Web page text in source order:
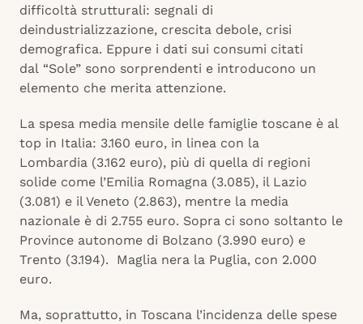
difficoltà strutturali: segnali di
deindustrializzazione, crescita debole, crisi
demografica. Eppure i dati sui consumi citati
dal “Sole” sono sorprendenti e introducono un
elemento che merita attenzione.
La spesa media mensile delle famiglie toscane è al
top in Italia: 3.160 euro, in linea con la
Lombardia (3.162 euro), più di quella di regioni
solide come l’Emilia Romagna (3.085), il Lazio
(3.081) e il Veneto (2.863), mentre la media
nazionale è di 2.755 euro. Sopra ci sono soltanto le
Province autonome di Bolzano (3.990 euro) e
Trento (3.194). Maglia nera la Puglia, con 2.000
euro.
Ma, soprattutto, in Toscana l’incidenza delle spese